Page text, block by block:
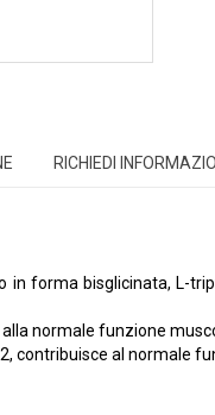
RICHIEDI
in forma bisglicinata, L-
normale funzione
contribuisce al